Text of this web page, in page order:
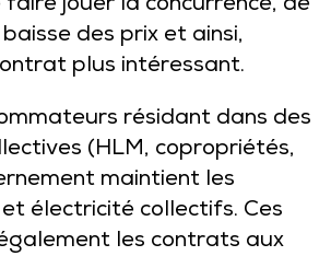
jouer la concurrence, de
des prix et ainsi,
plus intéressant.
résidant dans des
(HLM, copropriétés,
maintient les
électricité collectifs. Ces
les contrats aux